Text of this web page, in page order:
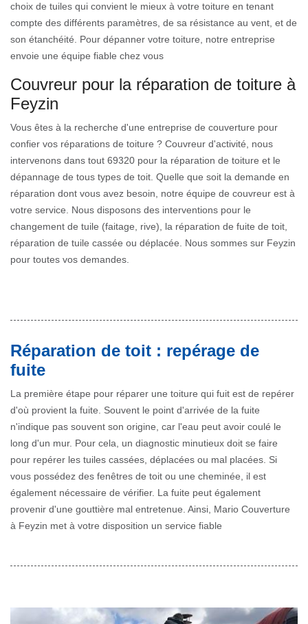
choix de tuiles qui convient le mieux à votre toiture en tenant
compte des différents paramètres, de sa résistance au vent, et de
son étanchéité. Pour dépanner votre toiture, notre entreprise
envoie une équipe fiable chez vous
Couvreur pour la réparation de toiture à
Feyzin
Vous êtes à la recherche d'une entreprise de couverture pour
confier vos réparations de toiture ? Couvreur d'activité, nous
intervenons dans tout 69320 pour la réparation de toiture et le
dépannage de tous types de toit. Quelle que soit la demande en
réparation dont vous avez besoin, notre équipe de couvreur est à
votre service. Nous disposons des interventions pour le
changement de tuile (faitage, rive), la réparation de fuite de toit,
réparation de tuile cassée ou déplacée. Nous sommes sur Feyzin
pour toutes vos demandes.
Réparation de toit : repérage de
fuite
La première étape pour réparer une toiture qui fuit est de repérer
d'où provient la fuite. Souvent le point d'arrivée de la fuite
n'indique pas souvent son origine, car l'eau peut avoir coulé le
long d'un mur. Pour cela, un diagnostic minutieux doit se faire
pour repérer les tuiles cassées, déplacées ou mal placées. Si
vous possédez des fenêtres de toit ou une cheminée, il est
également nécessaire de vérifier. La fuite peut également
provenir d'une gouttière mal entretenue. Ainsi, Mario Couverture
à Feyzin met à votre disposition un service fiable